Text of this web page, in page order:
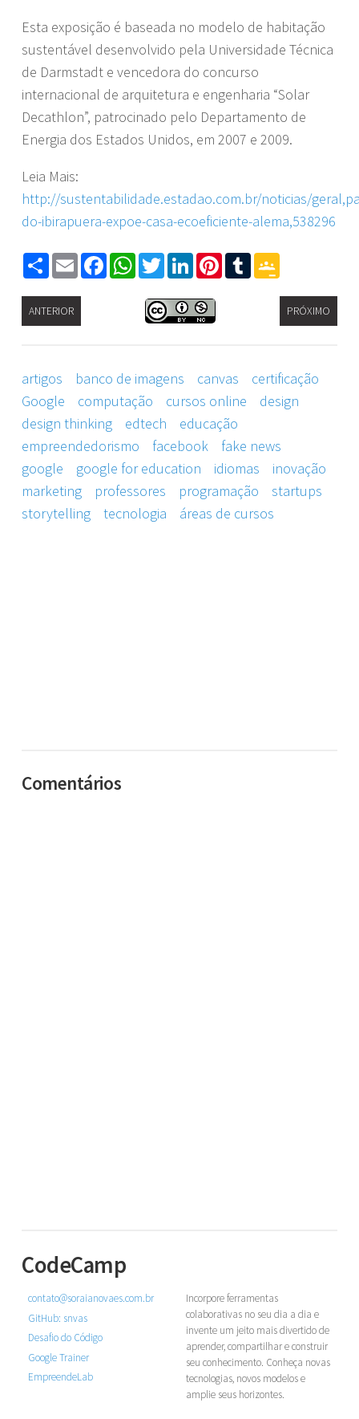
Esta exposição é baseada no modelo de habitação
sustentável desenvolvido pela Universidade Técnica
de Darmstadt e vencedora do concurso
internacional de arquitetura e engenharia “Solar
Decathlon”, patrocinado pelo Departamento de
Energia dos Estados Unidos, em 2007 e 2009.
Leia Mais:
http://sustentabilidade.estadao.com.br/noticias/
do-ibirapuera-expoe-casa-ecoeficiente-alema,538296
ShareEmailFacebookWhatsApp
TwitterLinkedInPinterest
Tumblr
ANTERIOR PRÓXIMO
artigos banco de imagens canvas
certificação
Google
computação cursos online
design
design thinking
edtech
educação
empreendedorismo
facebook
fake news
google
google for education idiomas
inovação
marketing
professores programação
startups
storytelling
tecnologia áreas de cursos
Comentários
CodeCamp
contato@soraianovaes.com.br
GitHub: snvas
Desafio do Código
Google Trainer
EmpreendeLab
Incorpore ferramentas
colaborativas no seu dia a dia e
invente um jeito mais divertido de
aprender, compartilhar e construir
seu conhecimento. Conheça novas
tecnologias, novos modelos e
amplie seus horizontes.